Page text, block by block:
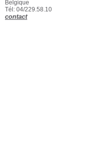
Belgique
Tél: 04/229.58.10
contact